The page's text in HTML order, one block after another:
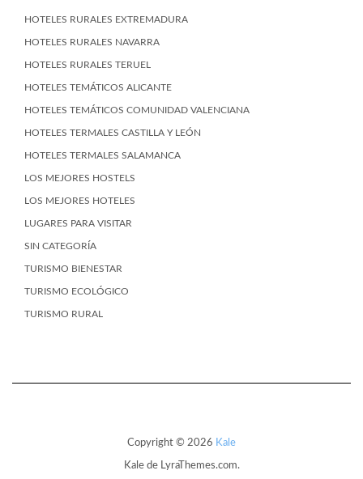
HOTELES RURALES EXTREMADURA
HOTELES RURALES NAVARRA
HOTELES RURALES TERUEL
HOTELES TEMÁTICOS ALICANTE
HOTELES TEMÁTICOS COMUNIDAD VALENCIANA
HOTELES TERMALES CASTILLA Y LEÓN
HOTELES TERMALES SALAMANCA
LOS MEJORES HOSTELS
LOS MEJORES HOTELES
LUGARES PARA VISITAR
SIN CATEGORÍA
TURISMO BIENESTAR
TURISMO ECOLÓGICO
TURISMO RURAL
Copyright © 2026 Kale
Kalede LyraThemes.com.